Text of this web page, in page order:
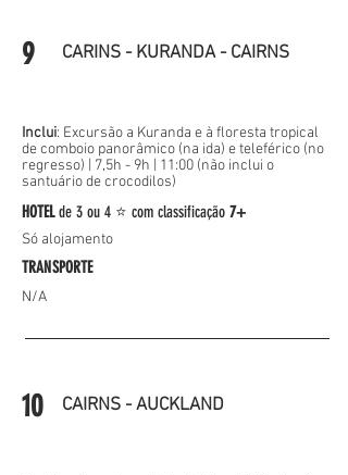
9 CARINS - KURANDA - CAIRNS
Inclui: Excursão a Kuranda e à floresta tropical
de comboio panorâmico (na ida) e teleférico (no
regresso) | 7,5h - 9h | 11:00 (não inclui o
santuário de crocodilos)
HOTELde 3 ou 4 ⭐ com classificação 7+
Só alojamento
TRANSPORTE
N/A
10 CAIRNS - AUCKLAND